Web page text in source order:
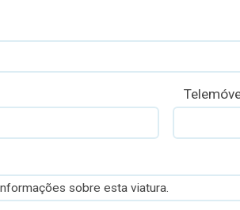
sobre esta viatura.